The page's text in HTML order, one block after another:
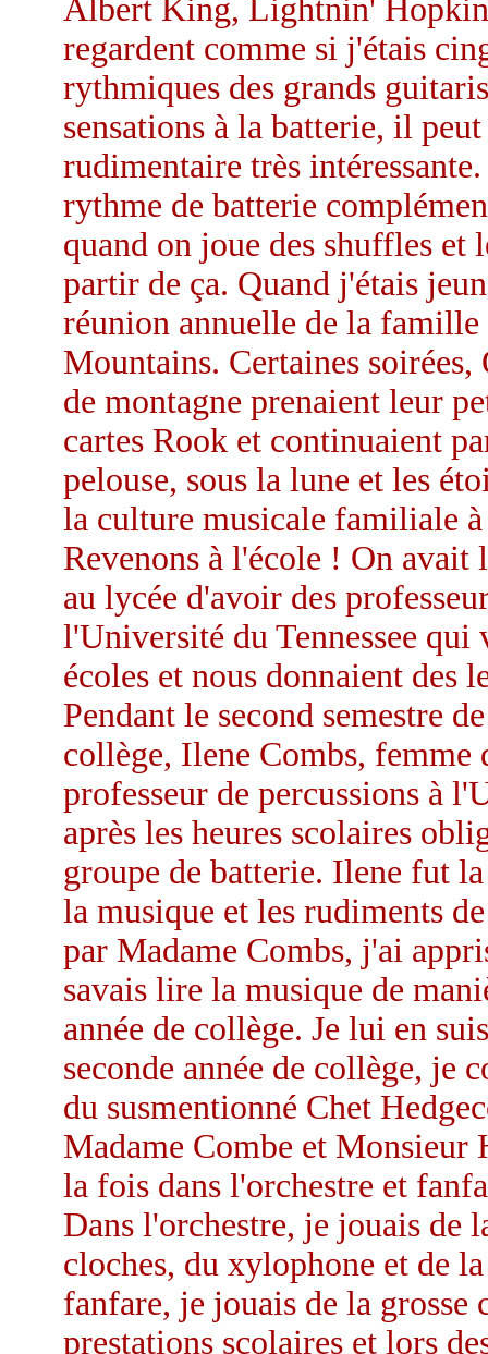
Albert King, Lightnin'
regardent comme si j'étais
rythmiques des grands
sensations à la batterie, il
rudimentaire très
rythme de batterie
quand on joue des shuffles et
partir de ça. Quand j'étais
réunion annuelle de la
Mountains. Certaines
de montagne prenaient leur
cartes Rook et continuaient
pelouse, sous la lune et les
la culture musicale familiale
Revenons à l'école ! On avait
au lycée d'avoir des
l'Université du Tennessee qui
écoles et nous donnaient des
Pendant le second semestre
collège, Ilene Combs, femme
professeur de percussions à
après les heures scolaires
groupe de batterie. Ilene fut
la musique et les rudiments
par Madame Combs, j'ai
savais lire la musique de
année de collège. Je lui en
seconde année de collège, je
du susmentionné Chet
Madame Combe et Monsieur
la fois dans l'orchestre et
Dans l'orchestre, je jouais de
cloches, du xylophone et de
fanfare, je jouais de la grosse
prestations scolaires et lors